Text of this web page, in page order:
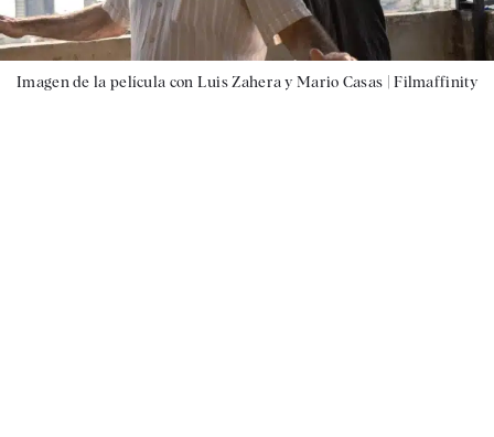
Imagen de la película con Luis Zahera y Mario Casas |Filmaffinity